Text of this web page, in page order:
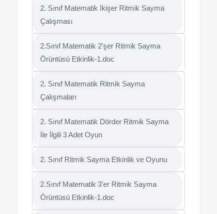
2. Sınıf Matematik İkişer Ritmik Sayma
Çalışması
2.Sınıf Matematik 2'şer Ritmik Sayma
Örüntüsü Etkinlik-1.doc
2. Sınıf Matematik Ritmik Sayma
Çalışmaları
2. Sınıf Matematik Dörder Ritmik Sayma
İle İlgili 3 Adet Oyun
2. Sınıf Ritmik Sayma Etkinlik ve Oyunu
2.Sınıf Matematik 3'er Ritmik Sayma
Örüntüsü Etkinlik-1.doc